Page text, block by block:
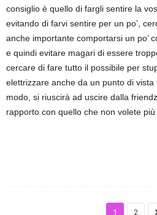
consiglio è quello di fargli sentire la
evitando di farvi sentire per un po’,
anche importante comportarsi un po’
e quindi evitare magari di essere
cercare di fare tutto il possibile per
elettrizzare anche da un punto di
modo, si riuscirà ad uscire dalla
rapporto con quello che non volete
1 2